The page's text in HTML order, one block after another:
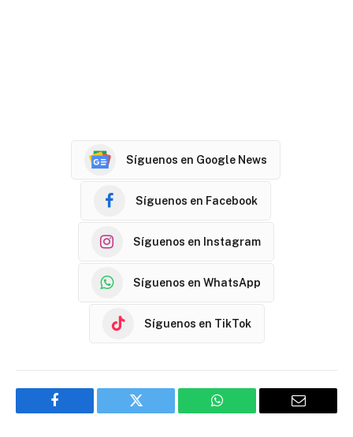
Síguenos en Google News
Síguenos en Facebook
Síguenos en Instagram
Síguenos en WhatsApp
Síguenos en TikTok
Facebook Twitter WhatsApp Email